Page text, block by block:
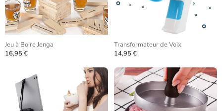
Jeu à Boire Jenga
16,95 €
Transformateur de Voix
14,95 €